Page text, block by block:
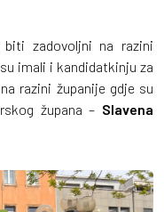
zadovoljni na razini
imali i kandidatkinju za
razini županije gdje su
župana – Slavena